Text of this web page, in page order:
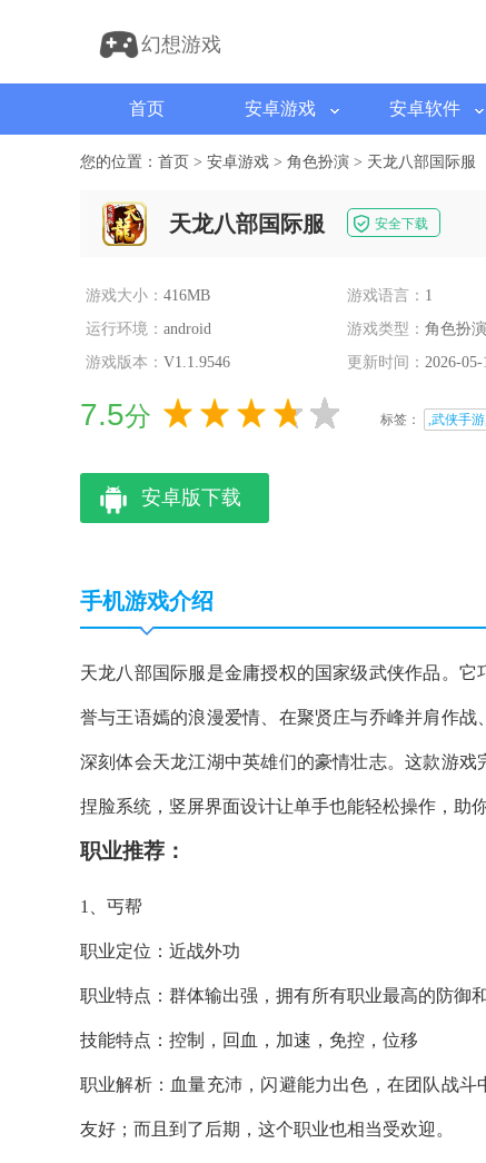
幻想游戏
首页 安卓游戏 安卓软件
您的位置： 首页 > 安卓游戏 > 角色扮演 > 天龙八部国际服
天龙八部国际服 安全下载
游戏大小： 416MB 游戏语言： 1
运行环境： android 游戏类型： 角色扮演
游戏版本： V1.1.9546 更新时间： 2026-
7.5分 标签： ,武侠手
安卓版下载
手机游戏介绍
天龙八部国际服是金庸授权的国家级武侠作品。
誉与王语嫣的浪漫爱情、在聚贤庄与乔峰并肩作
深刻体会天龙江湖中英雄们的豪情壮志。这款游
捏脸系统，竖屏界面设计让单手也能轻松操作，助
职业推荐：
1、丐帮
职业定位：近战外功
职业特点：群体输出强，拥有所有职业最高的防御
技能特点：控制，回血，加速，免控，位移
职业解析：血量充沛，闪避能力出色，在团队战
友好；而且到了后期，这个职业也相当受欢迎。